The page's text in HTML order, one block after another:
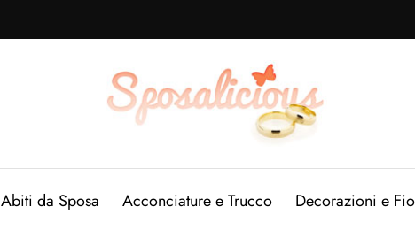
Abiti da Sposa Acconciature e Trucco Decorazioni e